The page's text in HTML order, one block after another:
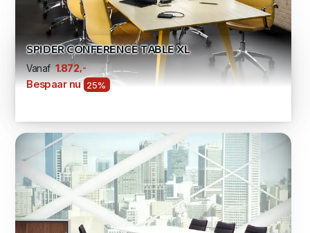
SPIDER CONFERENCE TABLE XL
Vanaf 1.872,-
Bespaar nu 25%